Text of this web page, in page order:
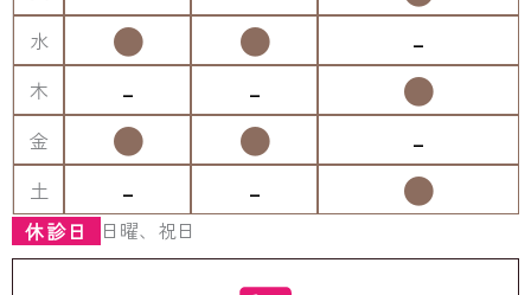
水 ● ● -
木 - - ●
金 ● ● -
土 - - ●
休診日 日曜、祝日